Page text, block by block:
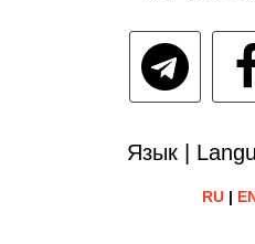
Язык |
RU|